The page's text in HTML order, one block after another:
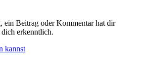
ein Beitrag oder Kommentar hat dir
erkenntlich.
kannst